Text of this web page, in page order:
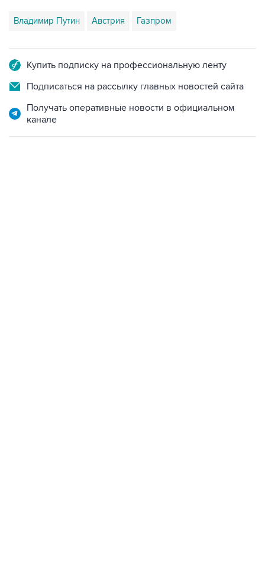
Владимир Путин Австрия Газпром
Купить подписку на профессиональную ленту
Подписаться на рассылку главных новостей сайта
Получать оперативные новости в официальном
канале